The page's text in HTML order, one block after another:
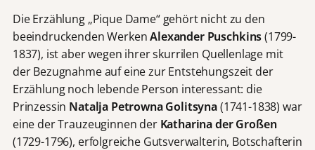
Die Erzählung „Pique Dame“ gehört nicht zu den
beeindruckenden WerkenAlexander Puschkins(1799-
1837), ist aber wegen ihrer skurrilen Quellenlage mit
der Bezugnahme auf eine zur Entstehungszeit der
Erzählung noch lebende Person interessant: die
Prinzessin Natalja Petrowna Golitsyna(1741-1838) war
eine der Trauzeuginnen der Katharina der Großen
(1729-1796), erfolgreiche Gutsverwalterin, Botschafterin